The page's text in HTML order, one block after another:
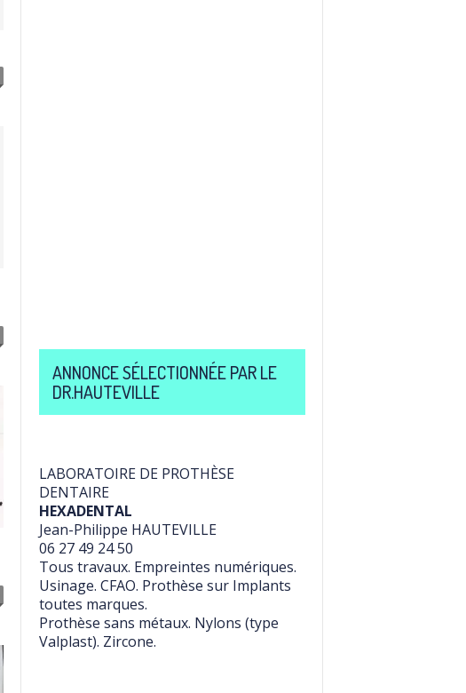
ANNONCE SÉLECTIONNÉE PAR LE
DR.HAUTEVILLE
LABORATOIRE DE PROTHÈSE
DENTAIRE
HEXADENTAL
Jean-Philippe HAUTEVILLE
06 27 49 24 50
Tous travaux. Empreintes numériques.
Usinage. CFAO. Prothèse sur Implants
toutes marques.
Prothèse sans métaux. Nylons (type
Valplast). Zircone.